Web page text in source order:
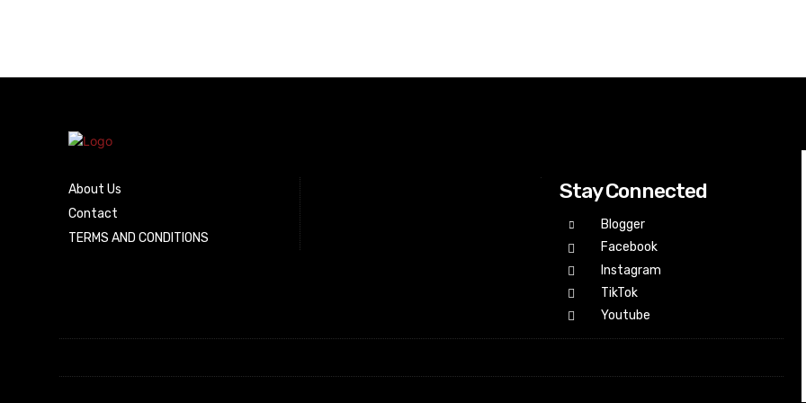
About Us
Contact
TERMS AND CONDITIONS
Stay Connected
Blogger
Facebook
Instagram
TikTok
Youtube